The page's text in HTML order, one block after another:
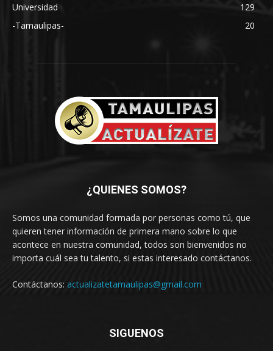
Universidad
129
-Tamaulipas-
20
¿QUIENES SOMOS?
Somos una comunidad formada por personas como tú, que
quieren tener información de primera mano sobre lo que
acontece en nuestra comunidad, todos son bienvenidos no
importa cuál sea tu talento, si estas interesado contáctanos.
Contáctanos: actualizatetamaulipas@gmail.com
SIGUENOS